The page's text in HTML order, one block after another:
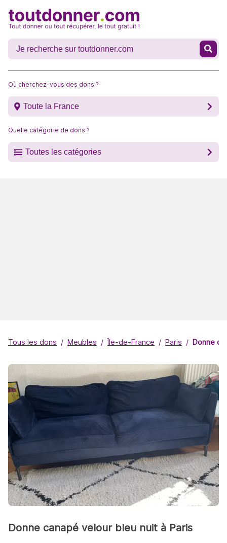
Où cherchez-vous des dons ?
Toute la France
Quelle catégorie de dons ?
Toutes les catégories
Tous les dons Meubles Île-de-France Paris Donne
Donne canapé velour bleu nuit à Paris